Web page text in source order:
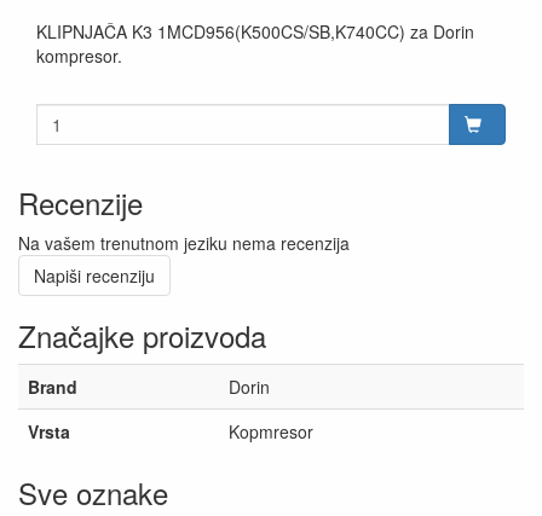
KLIPNJAČA K3 1MCD956(K500CS/SB,K740CC) za Dorin
kompresor.
Recenzije
Na vašem trenutnom jeziku nema recenzija
Napiši recenziju
Značajke proizvoda
Brand
Dorin
Vrsta
Kopmresor
Sve oznake